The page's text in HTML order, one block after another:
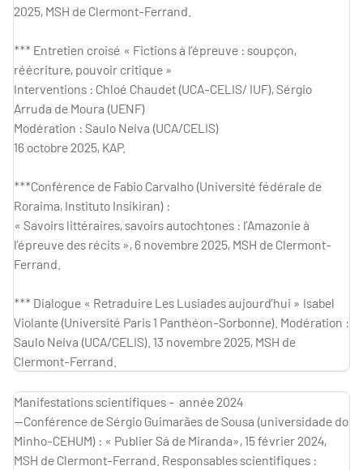
2025, MSH de Clermont-Ferrand.
*** Entretien croisé « Fictions à l’épreuve : soupçon,
réécriture, pouvoir critique »
Interventions : Chloé Chaudet (UCA-CELIS/ IUF), Sérgio
Arruda de Moura (UENF)
Modération : Saulo Neiva (UCA/CELIS)
16 octobre 2025, KAP.
***Conférence de Fabio Carvalho (Université fédérale de
Roraima, Instituto Insikiran) :
« Savoirs littéraires, savoirs autochtones : l’Amazonie à
l’épreuve des récits », 6 novembre 2025, MSH de Clermont-
Ferrand.
*** Dialogue « Retraduire Les Lusiades aujourd’hui » Isabel
Violante (Université Paris 1 Panthéon-Sorbonne). Modération :
Saulo Neiva (UCA/CELIS). 13 novembre 2025, MSH de
Clermont-Ferrand.
Manifestations scientifiques - année 2024
—Conférence de Sérgio Guimarães de Sousa (universidade do
Minho-CEHUM) : « Publier Sá de Miranda», 15 février 2024,
MSH de Clermont-Ferrand. Responsables scientifiques :